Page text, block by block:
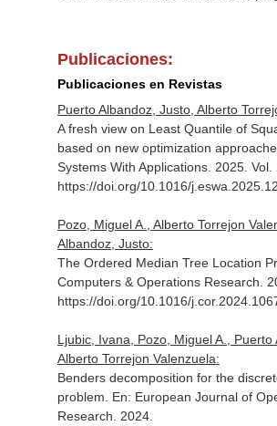
Publicaciones:
Publicaciones en Revistas
Puerto Albandoz, Justo, Alberto
A fresh view on Least Quantile of
based on new optimization
Systems With Applications. 2025. Vol.
https://doi.org/10.1016/
Pozo, Miguel A., Alberto Torrejon
Albandoz, Justo:
The Ordered Median Tree Location
Computers & Operations Research .
https://doi.org/10.1016/
Ljubic, Ivana, Pozo, Miguel A., Puerto
Alberto Torrejon Valenzuela:
Benders decomposition for the
problem. En: European Journal of
Research . 2024.